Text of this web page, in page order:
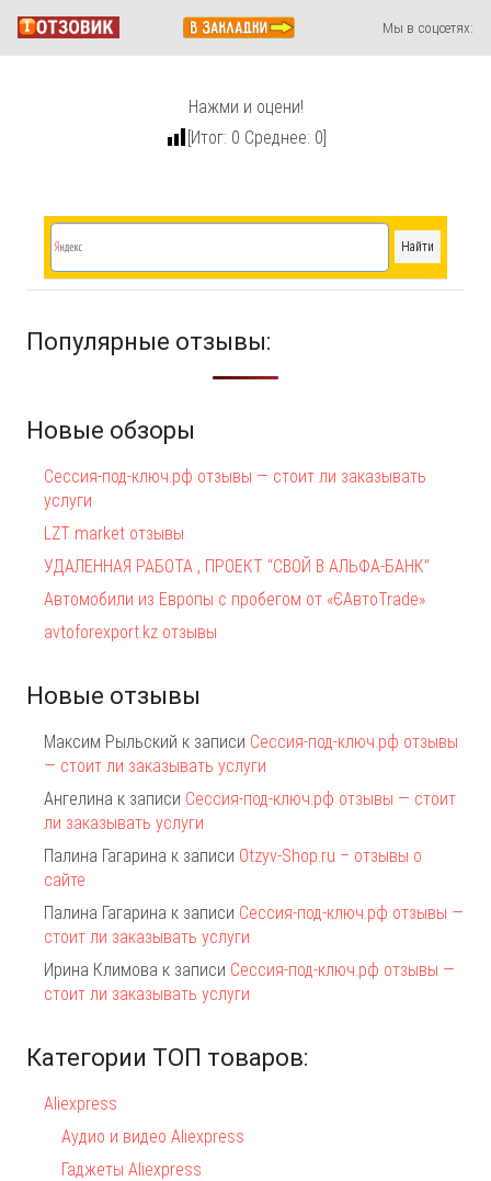
Мы в соцсетях:
Нажми и оцени!
[Итог: 0 Среднее: 0]
Популярные отзывы:
Новые обзоры
Сессия-под-ключ.рф отзывы — стоит ли заказывать
услуги
LZT market отзывы
УДАЛЕННАЯ РАБОТА , ПРОЕКТ “СВОЙ В АЛЬФА-БАНК”
Автомобили из Европы с пробегом от «ЄАвтоTrаde»
avtoforexport.kz отзывы
Новые отзывы
Максим Рыльский к записи Сессия-под-ключ.рф отзывы
— стоит ли заказывать услуги
Ангелина к записи Сессия-под-ключ.рф отзывы — стоит
ли заказывать услуги
Палина Гагарина к записи Otzyv-Shop.ru – отзывы о
сайте
Палина Гагарина к записи Сессия-под-ключ.рф отзывы —
стоит ли заказывать услуги
Ирина Климова к записи Сессия-под-ключ.рф отзывы —
стоит ли заказывать услуги
Категории ТОП товаров:
Aliexpress
Аудио и видео Aliexpress
Гаджеты Aliexpress